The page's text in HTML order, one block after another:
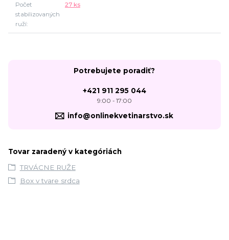
Počet
stabilizovaných
ruží
27 ks
Potrebujete poradiť?
+421 911 295 044
9:00 - 17:00
info@onlinekvetinarstvo.sk
Tovar zaradený v kategóriách
TRVÁCNE RUŽE
Box v tvare srdca